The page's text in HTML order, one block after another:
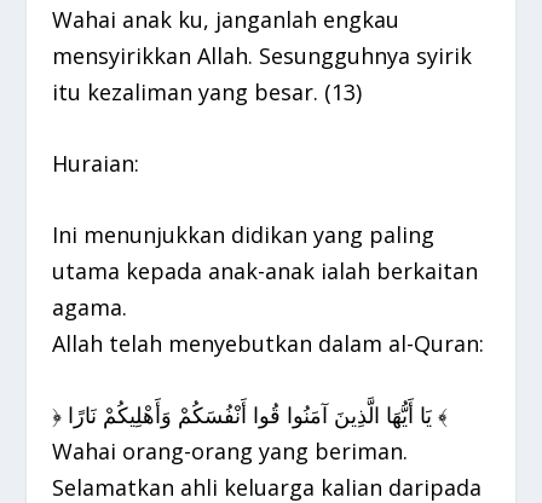
Wahai anak ku, janganlah engkau
mensyirikkan Allah. Sesungguhnya syirik
itu kezaliman yang besar. (13)
Huraian:
Ini menunjukkan didikan yang paling
utama kepada anak-anak ialah berkaitan
agama.
Allah telah menyebutkan dalam al-Quran:
﴿ يَا أَيُّهَا الَّذِينَ آمَنُوا قُوا أَنْفُسَكُمْ وَأَهْلِيكُمْ نَارًا ﴾
Wahai orang-orang yang beriman.
Selamatkan ahli keluarga kalian daripada